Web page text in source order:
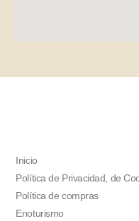
Inicio
Política de Privacidad, de
Política de compras
Enoturismo